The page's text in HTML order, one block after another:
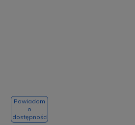
Powiadom
o
dostępności